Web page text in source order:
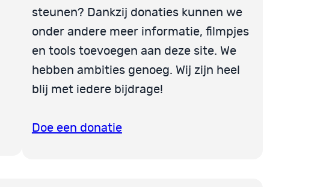
steunen? Dankzij donaties kunnen we
onder andere meer informatie, filmpjes
en tools toevoegen aan deze site. We
hebben ambities genoeg. Wij zijn heel
blij met iedere bijdrage!
Doe een donatie